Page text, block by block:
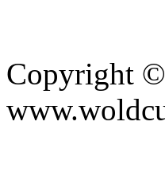
Copyright